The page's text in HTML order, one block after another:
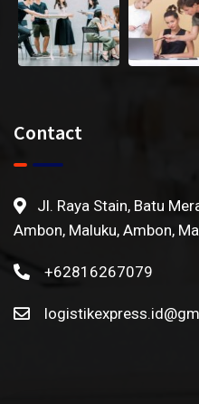
Contact
Jl. Raya Stain, Batu
Ambon, Maluku, Ambon,
+62816267079